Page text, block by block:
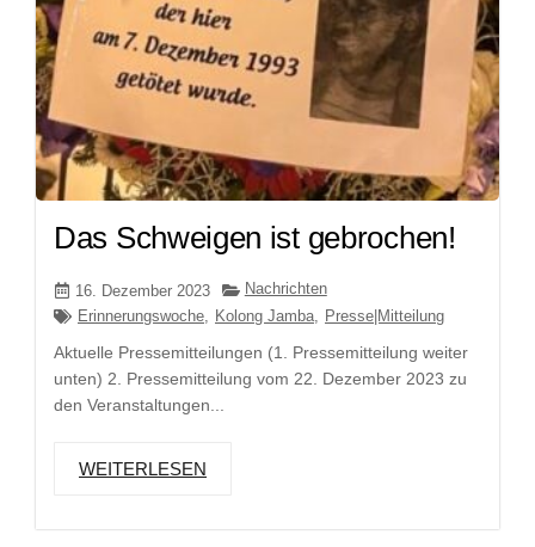
Das Schweigen ist gebrochen!
16. Dezember 2023
Nachrichten
Erinnerungswoche, Kolong Jamba, Presse|Mitteilung
Aktuelle Pressemitteilungen (1. Pressemitteilung weiter
unten) 2. Pressemitteilung vom 22. Dezember 2023 zu
den Veranstaltungen...
WEITERLESEN